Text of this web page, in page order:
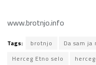
www.brotnjo.info
Tags: brotnjo Da sam ja
Herceg Etno selo